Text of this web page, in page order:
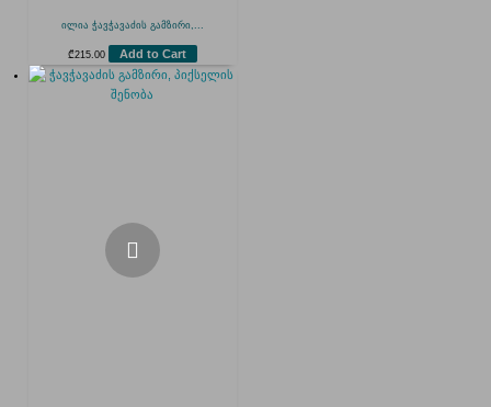
ილია ჭავჭავაძის გამზირი,...
₾215.00 Add to Cart